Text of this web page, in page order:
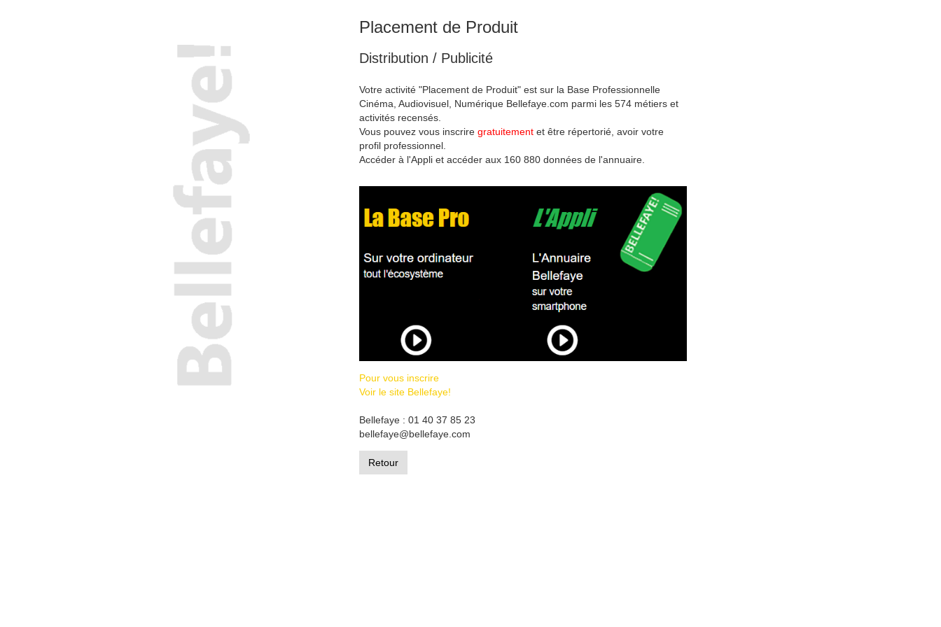
Placement de Produit
Distribution / Publicité
Votre activité "Placement de Produit" est sur la Base Professionnelle
Cinéma, Audiovisuel, Numérique Bellefaye.com parmi les 574 métiers et
activités recensés.
Vous pouvez vous inscrire gratuitementet être répertorié, avoir votre
profil professionnel.
Accéder à l'Appli et accéder aux 160 880 données de l'annuaire.
Pour vous inscrire
Voir le site Bellefaye!
Bellefaye : 01 40 37 85 23
bellefaye@bellefaye.com
Retour